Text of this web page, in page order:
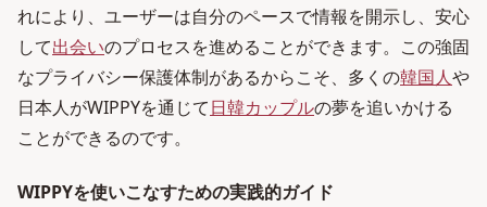
れにより、ユーザーは自分のペースで情報を開示し、安心
して出会いのプロセスを進めることができます。この強固
なプライバシー保護体制があるからこそ、多くの韓国人や
日本人がWIPPYを通じて日韓カップルの夢を追いかける
ことができるのです。
WIPPYを使いこなすための実践的ガイド